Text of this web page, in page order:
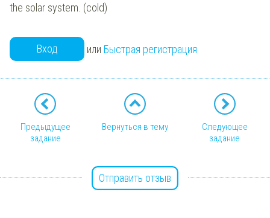
the solar system. (cold)
Вход или Быстрая регистрация
Предыдущее
задание
Вернуться в тему
Следующее
задание
Отправить отзыв